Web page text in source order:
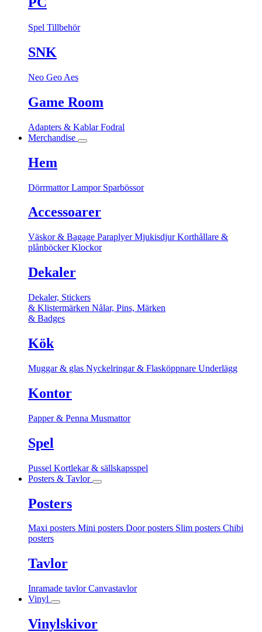
Spel Tillbehör
SNK
Neo Geo Aes
Game Room
Adapters & KablarFodral
Merchandise
Hem
DörrmattorLampor Sparbössor
Accessoarer
Väskor & Bagage ParaplyerMjukisdjurKorthållare &
plånböckerKlockor
Dekaler
Dekaler, Stickers
& Klistermärken Nålar, Pins, Märken
& Badges
Kök
Muggar & glas Nyckelringar & Flasköppnare Underlägg
Kontor
Papper & Penna Musmattor
Spel
Pussel Kortlekar & sällskapsspel
Posters & Tavlor
Posters
Maxi posters Mini posters Door posters Slim posters Chibi
posters
Tavlor
Inramade tavlorCanvastavlor
Vinyl
Vinylskivor